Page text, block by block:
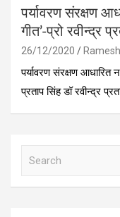
पर्यावरण संरक्षण
गीत’-प्रो रवीन्द्र
26/12/2020
पर्यावरण संरक्षण आधारित
प्रताप सिंह डॉ रवीन्द्र